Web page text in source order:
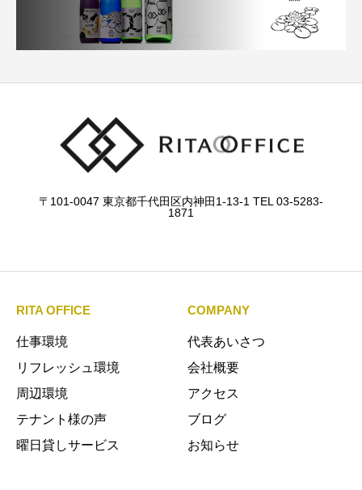
〒101-0047 東京都千代田区内神田1-13-1 TEL 03-5283-
1871
RITA OFFICE
仕事環境
リフレッシュ環境
周辺環境
テナント様の声
曜日貸しサービス
COMPANY
代表あいさつ
会社概要
アクセス
ブログ
お知らせ